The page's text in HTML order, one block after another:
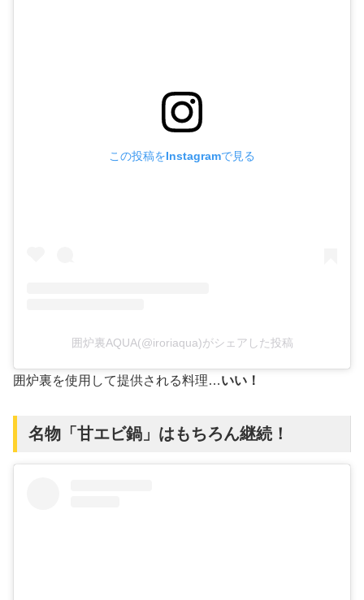
この投稿をInstagramで見る
囲炉裏AQUA(@iroriaqua)がシェアした投稿
囲炉裏を使用して提供される料理…いい！
名物「甘エビ鍋」はもちろん継続！